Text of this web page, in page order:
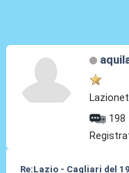
198
Re:Lazio - Cagliari del